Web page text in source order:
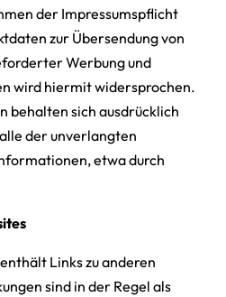
der Impressumspflicht
zur Übersendung von
Werbung und
wird hiermit widersprochen.
behalten sich ausdrücklich
der unverlangten
etwa durch
Links zu anderen
sind in der Regel als